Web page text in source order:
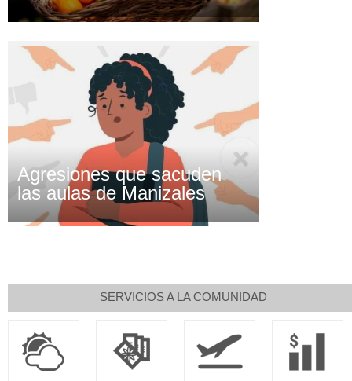
Agresiones que sacuden
las aulas de Manizales
SERVICIOS A LA COMUNIDAD